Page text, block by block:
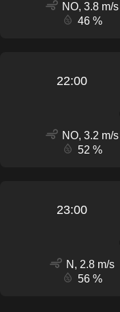
NO, 3.8 m/s
46 %
22:00
NO, 3.2 m/s
52 %
23:00
N, 2.8 m/s
56 %